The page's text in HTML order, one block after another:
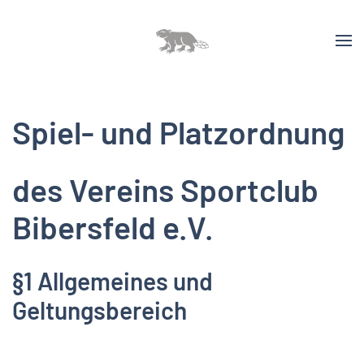
Spiel- und Platzordnung
des Vereins Sportclub
Bibersfeld e.V.
§1 Allgemeines und
Geltungsbereich